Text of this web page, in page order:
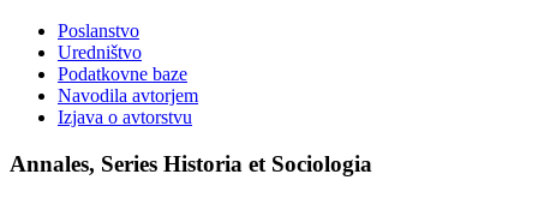
Poslanstvo
Uredništvo
Podatkovne baze
Navodila avtorjem
Izjava o avtorstvu
Annales, Series Historia et Sociologia